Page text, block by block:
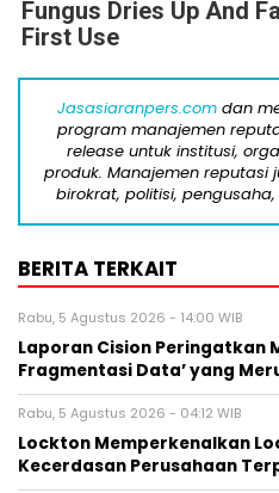
Fungus Dries Up And
First Use
Jasasiaranpers.com dan
program manajemen
release untuk institusi,
produk. Manajemen
birokrat, politisi,
BERITA TERKAIT
Rabu, 5 Agustus 2026 - 14:00 WIB
Laporan Cision Peringatkan
Fragmentasi Data’ yang
Rabu, 5 Agustus 2026 - 04:12 WIB
Lockton Memperkenalkan
Kecerdasan Perusahaan